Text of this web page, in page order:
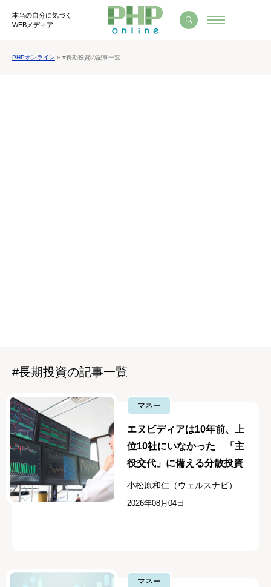
本当の自分に気づく
WEBメディア
PHPオンライン » #長期投資の記事一覧
#長期投資の記事一覧
マネー
エヌビディアは10年前、上
位10社にいなかった 「主
役交代」に備える分散投資
小松原和仁（ウェルスナビ）
2026年08月04日
マネー